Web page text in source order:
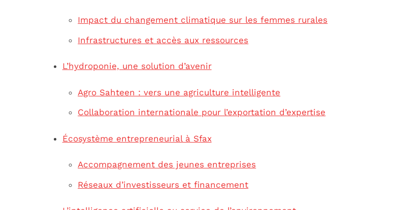
Impact du changement climatique sur les femmes rurales
Infrastructures et accès aux ressources
L’hydroponie, une solution d’avenir
Agro Sahteen : vers une agriculture intelligente
Collaboration internationale pour l’exportation d’expertise
Écosystème entrepreneurial à Sfax
Accompagnement des jeunes entreprises
Réseaux d’investisseurs et financement